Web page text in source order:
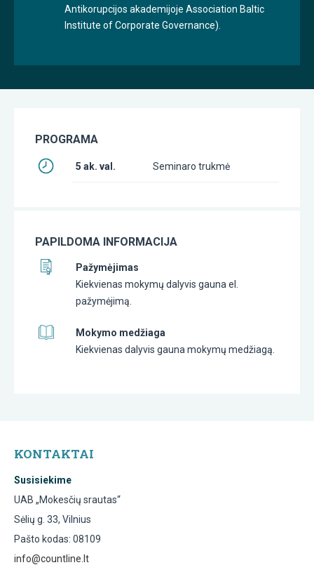
Antikorupcijos akademijoje Association Baltic
Institute of Corporate Governance).
PROGRAMA
5 ak. val. Seminaro trukmė
PAPILDOMA INFORMACIJA
Pažymėjimas
Kiekvienas mokymų dalyvis gauna el.
pažymėjimą.
Mokymo medžiaga
Kiekvienas dalyvis gauna mokymų medžiagą.
KONTAKTAI
Susisiekime
UAB „Mokesčių srautas“
Sėlių g. 33, Vilnius
Pašto kodas: 08109
info@countline.lt